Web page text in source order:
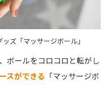
ズ「マッサージボール」
ボールをコロコロと転がし
スができる 「マッサージボ